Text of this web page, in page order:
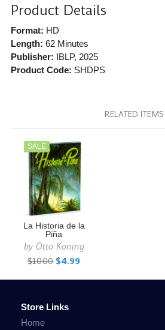
Product Details
Format: HD
Length: 62 Minutes
Publisher: IBLP, 2025
Product Code: SHDPS
RELATED ITEMS
SALE
La Historia de la
Piña
by Otto Koning
$10.00 $4.99
Store Links
Home